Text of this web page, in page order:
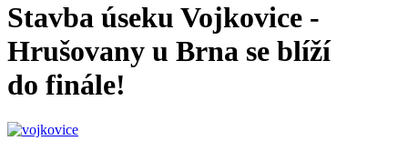
Stavba úseku Vojkovice -
Hrušovany u Brna se blíží
do finále!